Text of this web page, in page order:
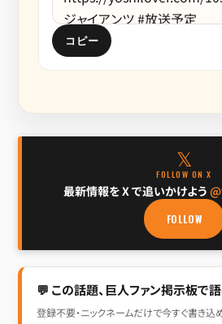
コピー
𝕏
FOLLOW ON X
最新情報を X で追いかけよう
FOLLOW
💬 この話題、巨人ファン掲示板で
登録不要・ニックネームだけで今すぐ書き込